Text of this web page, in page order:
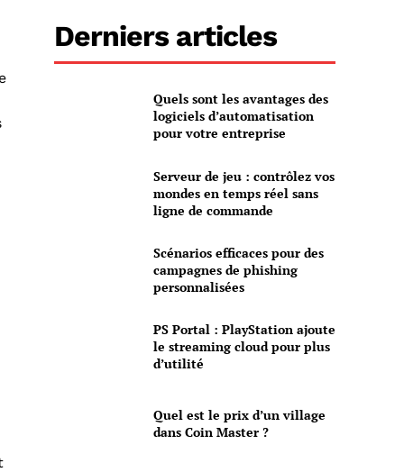
Derniers articles
Quels sont les avantages des
logiciels d’automatisation
pour votre entreprise
Serveur de jeu : contrôlez vos
mondes en temps réel sans
ligne de commande
Scénarios efficaces pour des
campagnes de phishing
personnalisées
PS Portal : PlayStation ajoute
le streaming cloud pour plus
d’utilité
Quel est le prix d’un village
dans Coin Master ?